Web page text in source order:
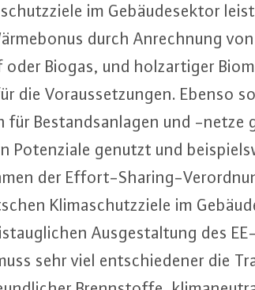
im Ge­bäu­de­sek­tor
durch An­rech­nung
Biogas, und holz­ar­ti­ger
die Vor­aus­set­zun­gen. Ebenso
Be­stands­an­la­gen und -netze
Po­ten­zia­le genutzt und
der Ef­fort-Sharing-
Kli­ma­schutz­zie­le im
Aus­ge­stal­tung des
sehr viel ent­schie­de­ner die